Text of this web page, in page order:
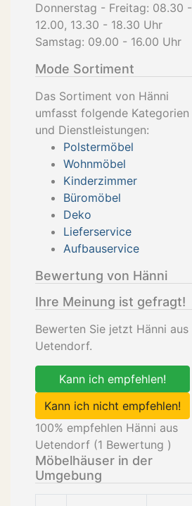
Donnerstag - Freitag: 08.30 -
12.00, 13.30 - 18.30 Uhr
Samstag: 09.00 - 16.00 Uhr
Mode Sortiment
Das Sortiment von Hänni
umfasst folgende Kategorien
und Dienstleistungen:
Polstermöbel
Wohnmöbel
Kinderzimmer
Büromöbel
Deko
Lieferservice
Aufbauservice
Bewertung von Hänni
Ihre Meinung ist gefragt!
Bewerten Sie jetzt Hänni aus
Uetendorf.
Kann ich empfehlen!
Kann ich nicht empfehlen!
100% empfehlen Hänni aus
Uetendorf (1 Bewertung )
Möbelhäuser in der
Umgebung